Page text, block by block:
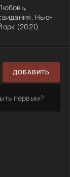
Нью-
(2021)
ДОБАВИТЬ
первым?